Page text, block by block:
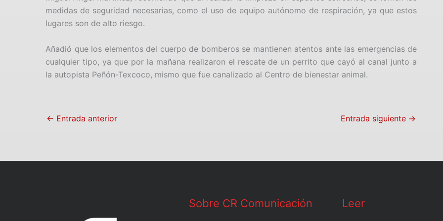
medidas de seguridad necesarias, como el uso de equipo autónomo de respiración, ya que estos
lugares son de alto riesgo.
Añadió que los elementos del cuerpo de bomberos se mantienen atentos ante las emergencias de
cualquier tipo, ya que por la mañana realizaron el rescate de un perrito que cayó al canal junto a
la autopista Peñón-Texcoco, mismo que fue canalizado al Centro de bienestar animal.
← Entrada anterior Entrada siguiente →
Sobre CR Comunicación Leer
Leer